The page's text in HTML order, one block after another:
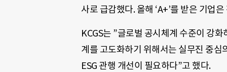
사로 급감했다. 올해 ‘A+’를 받은 기업
KCGS는 ”글로벌 공시체계 수준이 강
계를 고도화하기 위해서는 실무진 중심
ESG 관행 개선이 필요하다”고 했다.